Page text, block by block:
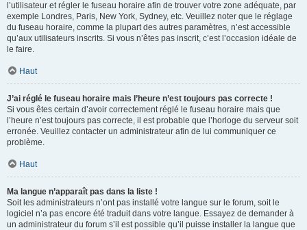
l’utilisateur et régler le fuseau horaire afin de trouver votre zone adéquate, par
exemple Londres, Paris, New York, Sydney, etc. Veuillez noter que le réglage
du fuseau horaire, comme la plupart des autres paramètres, n’est accessible
qu’aux utilisateurs inscrits. Si vous n’êtes pas inscrit, c’est l’occasion idéale de
le faire.
Haut
J’ai réglé le fuseau horaire mais l’heure n’est toujours pas correcte !
Si vous êtes certain d’avoir correctement réglé le fuseau horaire mais que
l’heure n’est toujours pas correcte, il est probable que l’horloge du serveur soit
erronée. Veuillez contacter un administrateur afin de lui communiquer ce
problème.
Haut
Ma langue n’apparaît pas dans la liste !
Soit les administrateurs n’ont pas installé votre langue sur le forum, soit le
logiciel n’a pas encore été traduit dans votre langue. Essayez de demander à
un administrateur du forum s’il est possible qu’il puisse installer la langue que